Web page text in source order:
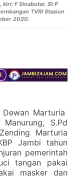
F Sinabutar, St P
TVRI Stasiun
2020.
Marturia
S.Pd
Marturia
Jambi tahun
pemerintah
tangan pakai
masker dan